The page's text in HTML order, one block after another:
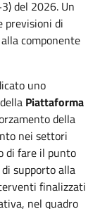
del 2026. Un
previsioni di
componente
uno
Piattaforma
della
nei settori
di fare il punto
supporto alla
finalizzati
nel quadro